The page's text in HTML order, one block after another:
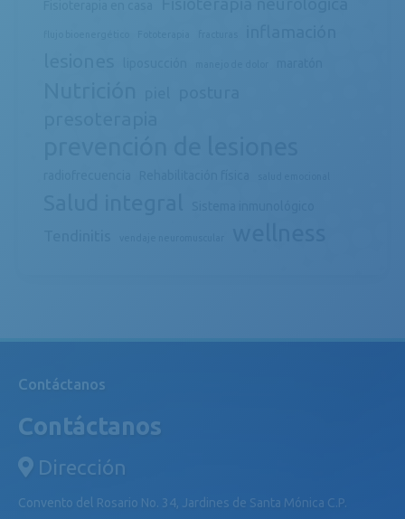
Contáctanos
Contáctanos
Dirección
Convento del Rosario No. 34, Jardines de Santa Mónica C.P.